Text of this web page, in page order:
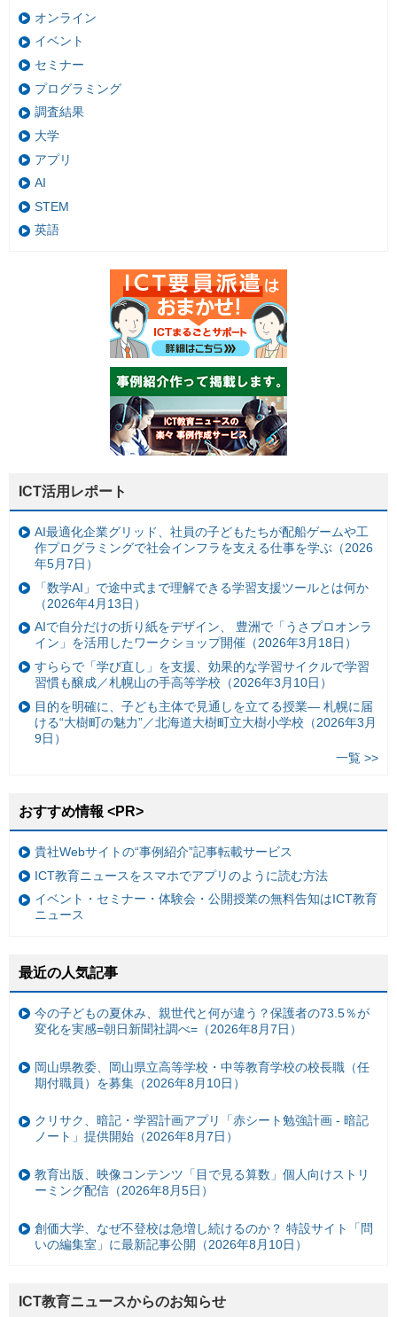
オンライン
イベント
セミナー
プログラミング
調査結果
大学
アプリ
AI
STEM
英語
ICT活用レポート
AI最適化企業グリッド、社員の子どもたちが配船ゲームや工
作プログラミングで社会インフラを支える仕事を学ぶ（2026
年5月7日）
「数学AI」で途中式まで理解できる学習支援ツールとは何か
（2026年4月13日）
AIで自分だけの折り紙をデザイン、 豊洲で「うさプロオンラ
イン」を活用したワークショップ開催（2026年3月18日）
すららで「学び直し」を支援、効果的な学習サイクルで学習
習慣も醸成／札幌山の手高等学校（2026年3月10日）
目的を明確に、子ども主体で見通しを立てる授業— 札幌に届
ける“大樹町の魅力”／北海道大樹町立大樹小学校（2026年3月
9日）
一覧 >>
おすすめ情報 <PR>
貴社Webサイトの“事例紹介”記事転載サービス
ICT教育ニュースをスマホでアプリのように読む方法
イベント・セミナー・体験会・公開授業の無料告知はICT教育
ニュース
最近の人気記事
今の子どもの夏休み、親世代と何が違う？保護者の73.5％が
変化を実感=朝日新聞社調べ=（2026年8月7日）
岡山県教委、岡山県立高等学校・中等教育学校の校長職（任
期付職員）を募集（2026年8月10日）
クリサク、暗記・学習計画アプリ「赤シート勉強計画 - 暗記
ノート」提供開始（2026年8月7日）
教育出版、映像コンテンツ「目で見る算数」個人向けストリ
ーミング配信（2026年8月5日）
創価大学、なぜ不登校は急増し続けるのか？ 特設サイト「問
いの編集室」に最新記事公開（2026年8月10日）
ICT教育ニュースからのお知らせ